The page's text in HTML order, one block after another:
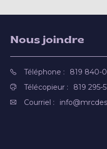
Nous joindre
Téléphone :
819 840-
Télécopieur :
819 295-
Courriel :